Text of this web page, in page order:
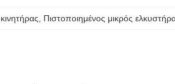
Πιστοποιημένος μικρός